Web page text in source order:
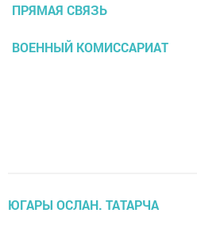
ПРЯМАЯ СВЯЗЬ
ВОЕННЫЙ КОМИССАРИАТ
ЮГАРЫ ОСЛАН. ТАТАРЧА